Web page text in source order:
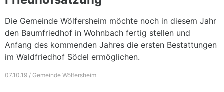
Die Gemeinde Wölfersheim möchte noch in diesem Jahr
den Baumfriedhof in Wohnbach fertig stellen und
Anfang des kommenden Jahres die ersten Bestattungen
im Waldfriedhof Södel ermöglichen.
07.10.19 / Gemeinde Wölfersheim